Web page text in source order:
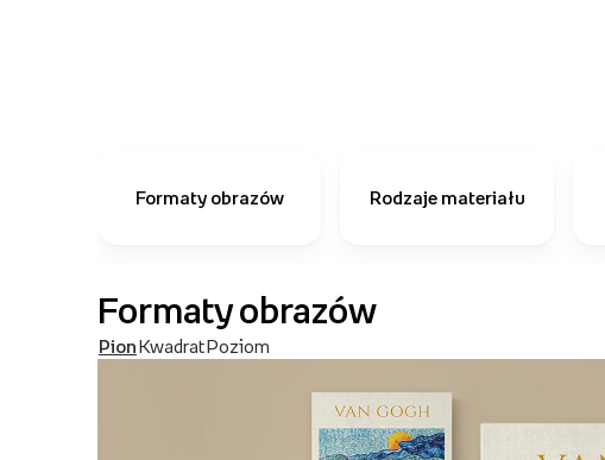
Formaty obrazów Rodzaje materiału
Formaty obrazów
PionKwadratPoziom